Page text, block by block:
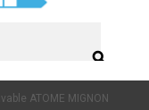
search
ATOME MIGNON